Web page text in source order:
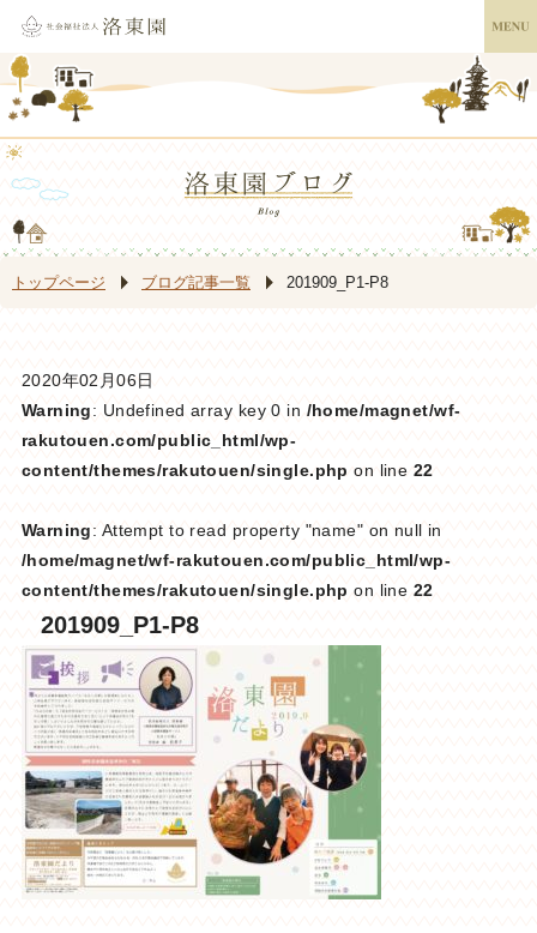
トップページ ブログ記事一覧 201909_P1-P8
2020年02月06日
Warning: Undefined array key 0 in /home/magnet/wf-
rakutouen.com/public_html/wp-
content/themes/rakutouen/single.php on line 22
Warning: Attempt to read property "name" on null in
/home/magnet/wf-rakutouen.com/public_html/wp-
content/themes/rakutouen/single.php on line 22
201909_P1-P8